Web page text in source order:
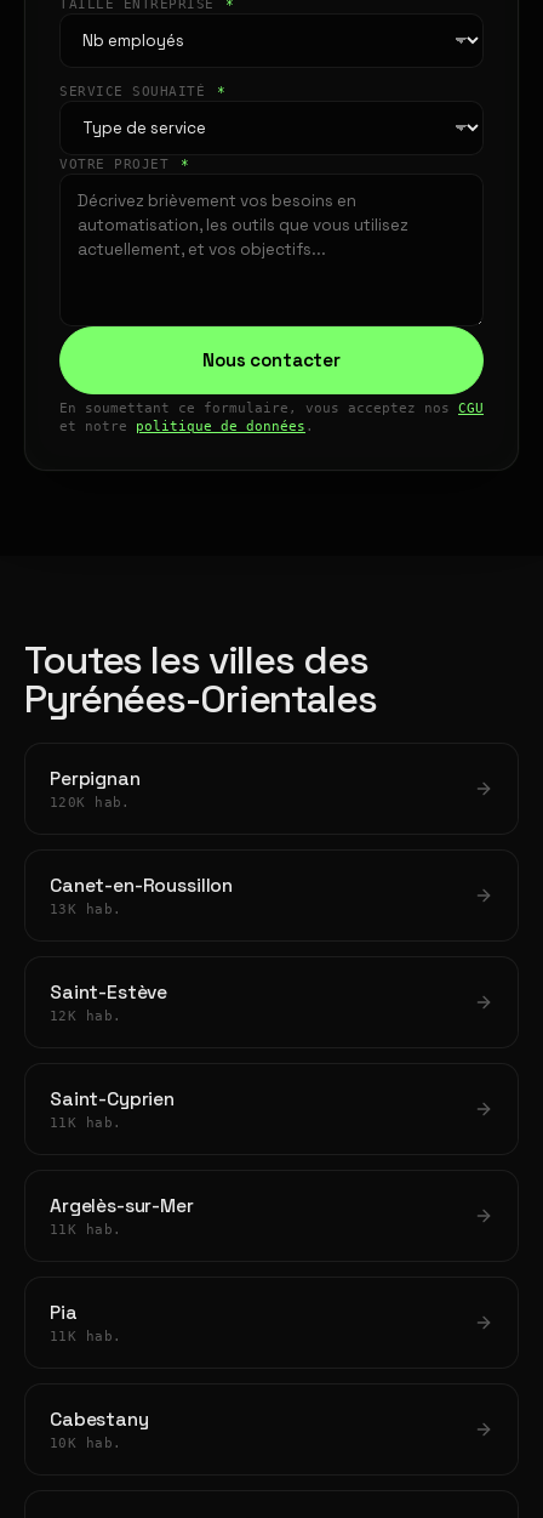
TAILLE ENTREPRISE *
SERVICE SOUHAITÉ *
VOTRE PROJET *
Nous contacter
En soumettant ce formulaire, vous acceptez nos CGU
et notre politique de données .
Toutes les villes des
Pyrénées-Orientales
Perpignan
120K hab.
Canet-en-Roussillon
13K hab.
Saint-Estève
12K hab.
Saint-Cyprien
11K hab.
Argelès-sur-Mer
11K hab.
Pia
11K hab.
Cabestany
10K hab.